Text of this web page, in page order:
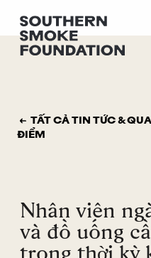
TẤT CẢ TIN TỨC &
ĐIỂM
Nhân viên
và đồ uống
trong thời kỳ